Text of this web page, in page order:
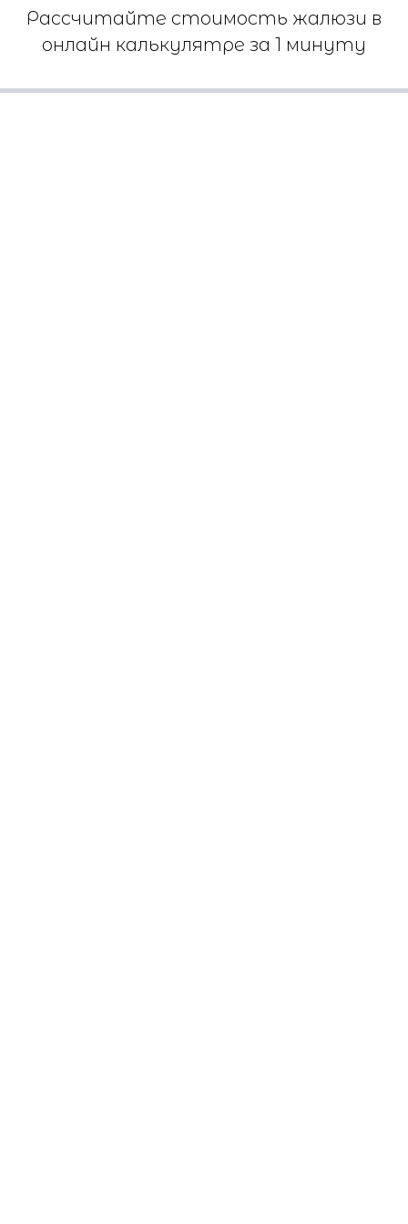
Рассчитайте стоимость жалюзи в
онлайн калькулятре за 1 минуту